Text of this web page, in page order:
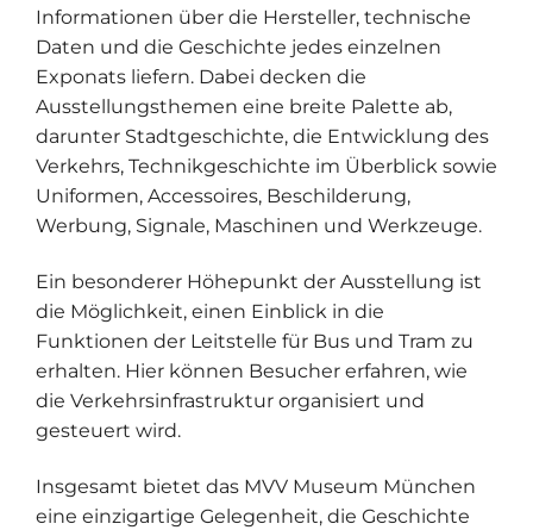
Informationen über die Hersteller, technische
Daten und die Geschichte jedes einzelnen
Exponats liefern. Dabei decken die
Ausstellungsthemen eine breite Palette ab,
darunter Stadtgeschichte, die Entwicklung des
Verkehrs, Technikgeschichte im Überblick sowie
Uniformen, Accessoires, Beschilderung,
Werbung, Signale, Maschinen und Werkzeuge.
Ein besonderer Höhepunkt der Ausstellung ist
die Möglichkeit, einen Einblick in die
Funktionen der Leitstelle für Bus und Tram zu
erhalten. Hier können Besucher erfahren, wie
die Verkehrsinfrastruktur organisiert und
gesteuert wird.
Insgesamt bietet das MVV Museum München
eine einzigartige Gelegenheit, die Geschichte